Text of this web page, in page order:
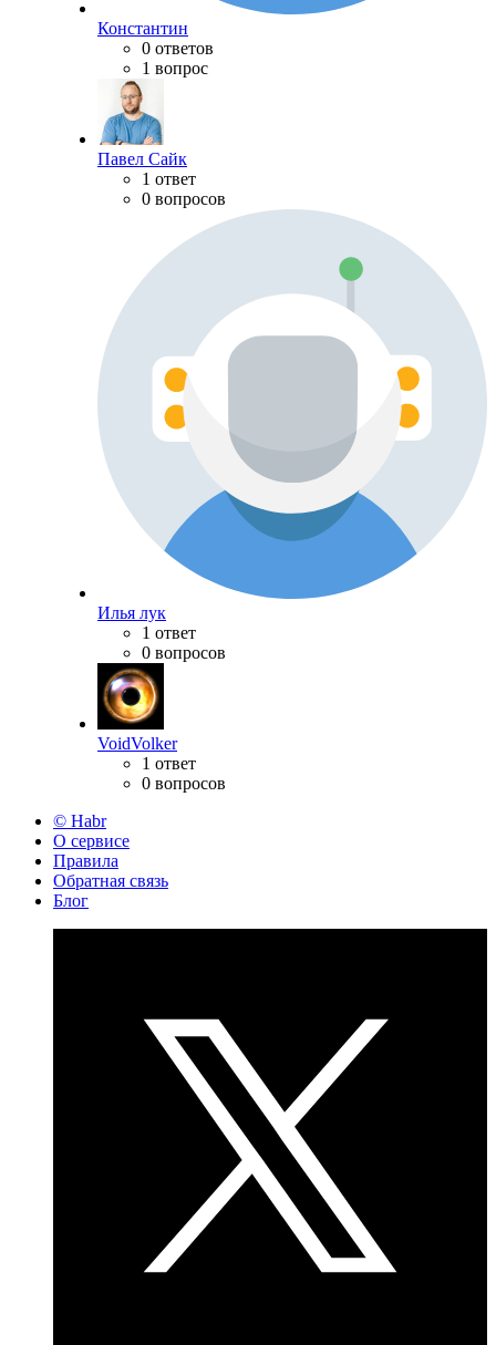
Константин
0 ответов
1 вопрос
Павел Сайк
1 ответ
0 вопросов
Илья лук
1 ответ
0 вопросов
VoidVolker
1 ответ
0 вопросов
© Habr
О сервисе
Правила
Обратная связь
Блог